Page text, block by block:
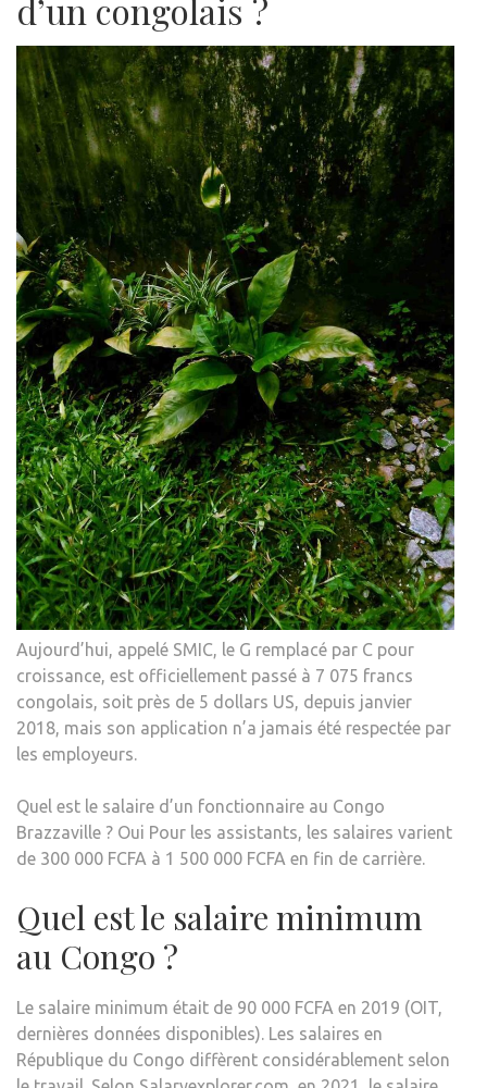
d’un congolais ?
Aujourd’hui, appelé SMIC, le G remplacé par C pour
croissance, est officiellement passé à 7 075 francs
congolais, soit près de 5 dollars US, depuis janvier
2018, mais son application n’a jamais été respectée par
les employeurs.
Quel est le salaire d’un fonctionnaire au Congo
Brazzaville ? Oui Pour les assistants, les salaires varient
de 300 000 FCFA à 1 500 000 FCFA en fin de carrière.
Quel est le salaire minimum
au Congo ?
Le salaire minimum était de 90 000 FCFA en 2019 (OIT,
dernières données disponibles). Les salaires en
République du Congo diffèrent considérablement selon